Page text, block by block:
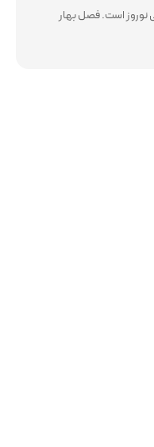
نوروز است. فصل بهار